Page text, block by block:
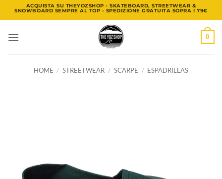
ai
ACQUISTA SU THEYOZSHOP - SKATEBOARD, STREETWEAR &
SNOWBOARD SEMPRE AL TOP - SPEDIZIONE GRATUITA SOPRA I 79€
0
HOME / STREETWEAR / SCARPE / ESPADRILLAS